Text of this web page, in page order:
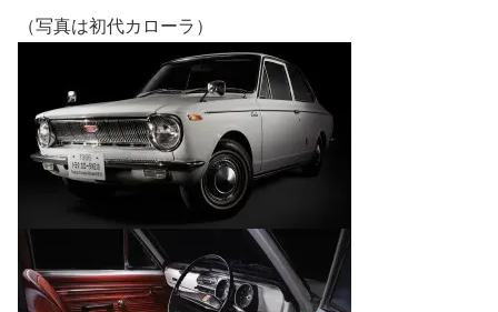
（写真は初代カローラ）